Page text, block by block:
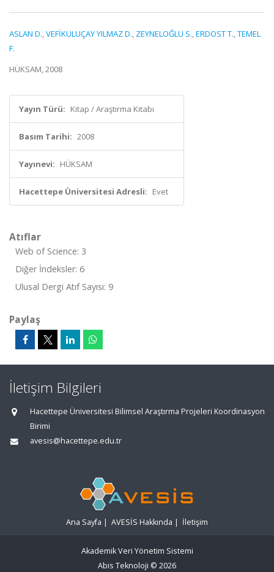
ASLAN D.,VEFİKULUÇAY YILMAZ D., ZEYNELOĞLU S.,ERDOST T.,TEMEL
F.
HÜKSAM, 2008
Yayın Türü: Kitap / Araştırma Kitabı
Basım Tarihi: 2008
Yayınevi: HÜKSAM
Hacettepe Üniversitesi Adresli: Evet
Atıflar
Web of Science: 3
Diğer İndeksler: 6
Ulusal Dergi Atıf Sayısı: 9
Paylaş
İletişim Bilgileri
Hacettepe Üniversitesi Bilimsel Araştırma Projeleri Koordinasyon
Birimi
avesis@hacettepe.edu.tr
Ana Sayfa | AVESİS Hakkında | İletişim
Akademik Veri Yönetim Sistemi
Abis Teknoloji © 2026